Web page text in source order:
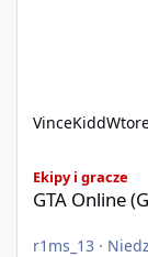
VinceKidd
Ekipy i gracze
GTA Online
r1ms_13 ·